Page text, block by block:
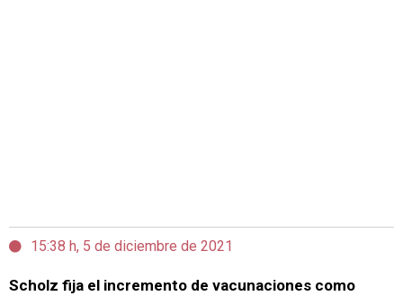
15:38 h, 5 de diciembre de 2021
Scholz fija el incremento de vacunaciones como